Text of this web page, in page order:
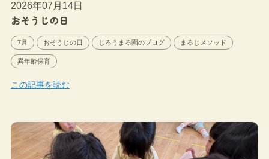
2026年07月14日
おそうじの日
7月 おそうじの日 じろうまる園のブログ まるじメソッド
異年齢保育
この記事を読む